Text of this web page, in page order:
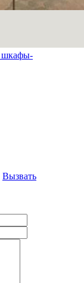
шкафы-
Вызвать